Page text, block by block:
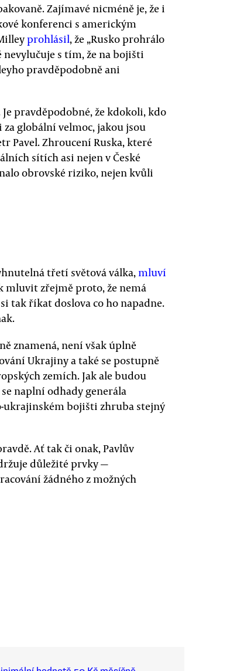
Zajímavé nicméně je, že i
konferenci s americkým
prohlásil, že „Rusko prohrálo
nevylučuje s tím, že na bojišti
pravděpodobně ani
pravděpodobné, že kdokoli, kdo
za globální velmoc, jakou jsou
Pavel. Zhroucení Ruska, které
sítích asi nejen v České
obrovské riziko, nejen kvůli
třetí světová válka,mluví
mluvit zřejmě proto, že nemá
tak říkat doslova co ho napadne.
znamená, není však úplně
Ukrajiny a také se postupně
zemích. Jak ale budou
naplní odhady generála
ukrajinském bojišti zhruba stejný
Ať tak či onak, Pavlův
důležité prvky —
žádného z možných